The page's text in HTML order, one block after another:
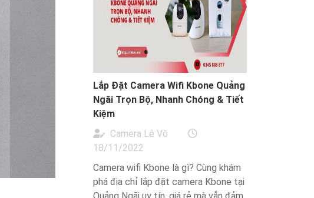
Lắp Đặt Camera Wifi Kbone Quảng
Ngãi Trọn Bộ, Nhanh Chóng & Tiết
Kiệm
Camera Lê Võ
18/11/2022
Camera wifi Kbone là gì? Cùng khám
phá địa chỉ lắp đặt camera Kbone tại